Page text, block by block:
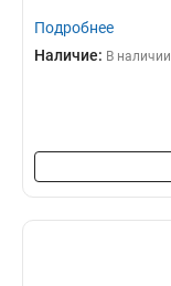
Подробнее
Наличие: В наличии